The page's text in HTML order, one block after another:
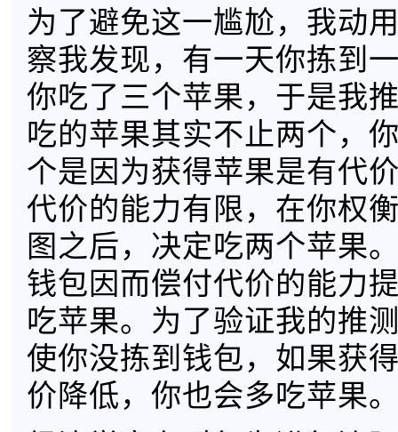
为了避免这一尴尬，我动
察我发现，有一天你拣到
你吃了三个苹果，于是我
吃的苹果其实不止两个，
个是因为获得苹果是有代
代价的能力有限，在你权
图之后，决定吃两个苹果
钱包因而偿付代价的能力
吃苹果。为了验证我的推
使你没拣到钱包，如果获
价降低，你也会多吃苹果